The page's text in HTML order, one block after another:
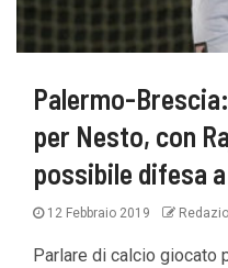
Palermo-
per Nesto, con
possibile difesa
12 Febbraio 2019
Parlare di calcio giocato